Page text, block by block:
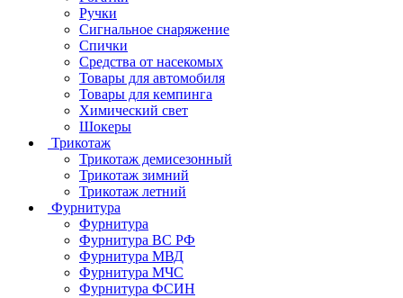
Ручки
Сигнальное снаряжение
Спички
Средства от насекомых
Товары для автомобиля
Товары для кемпинга
Химический свет
Шокеры
Трикотаж
Трикотаж демисезонный
Трикотаж зимний
Трикотаж летний
Фурнитура
Фурнитура
Фурнитура ВС РФ
Фурнитура МВД
Фурнитура МЧС
Фурнитура ФСИН